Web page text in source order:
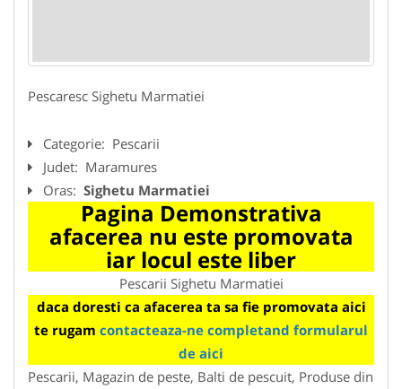
Pescaresc Sighetu Marmatiei
Categorie: Pescarii
Judet: Maramures
Oras: Sighetu Marmatiei
Pagina Demonstrativa
afacerea nu este promovata
iar locul este liber
Pescarii Sighetu Marmatiei
daca doresti ca afacerea ta sa fie promovata aici
te rugam contacteaza-ne completand formularul
de aici
Pescarii, Magazin de peste, Balti de pescuit, Produse din